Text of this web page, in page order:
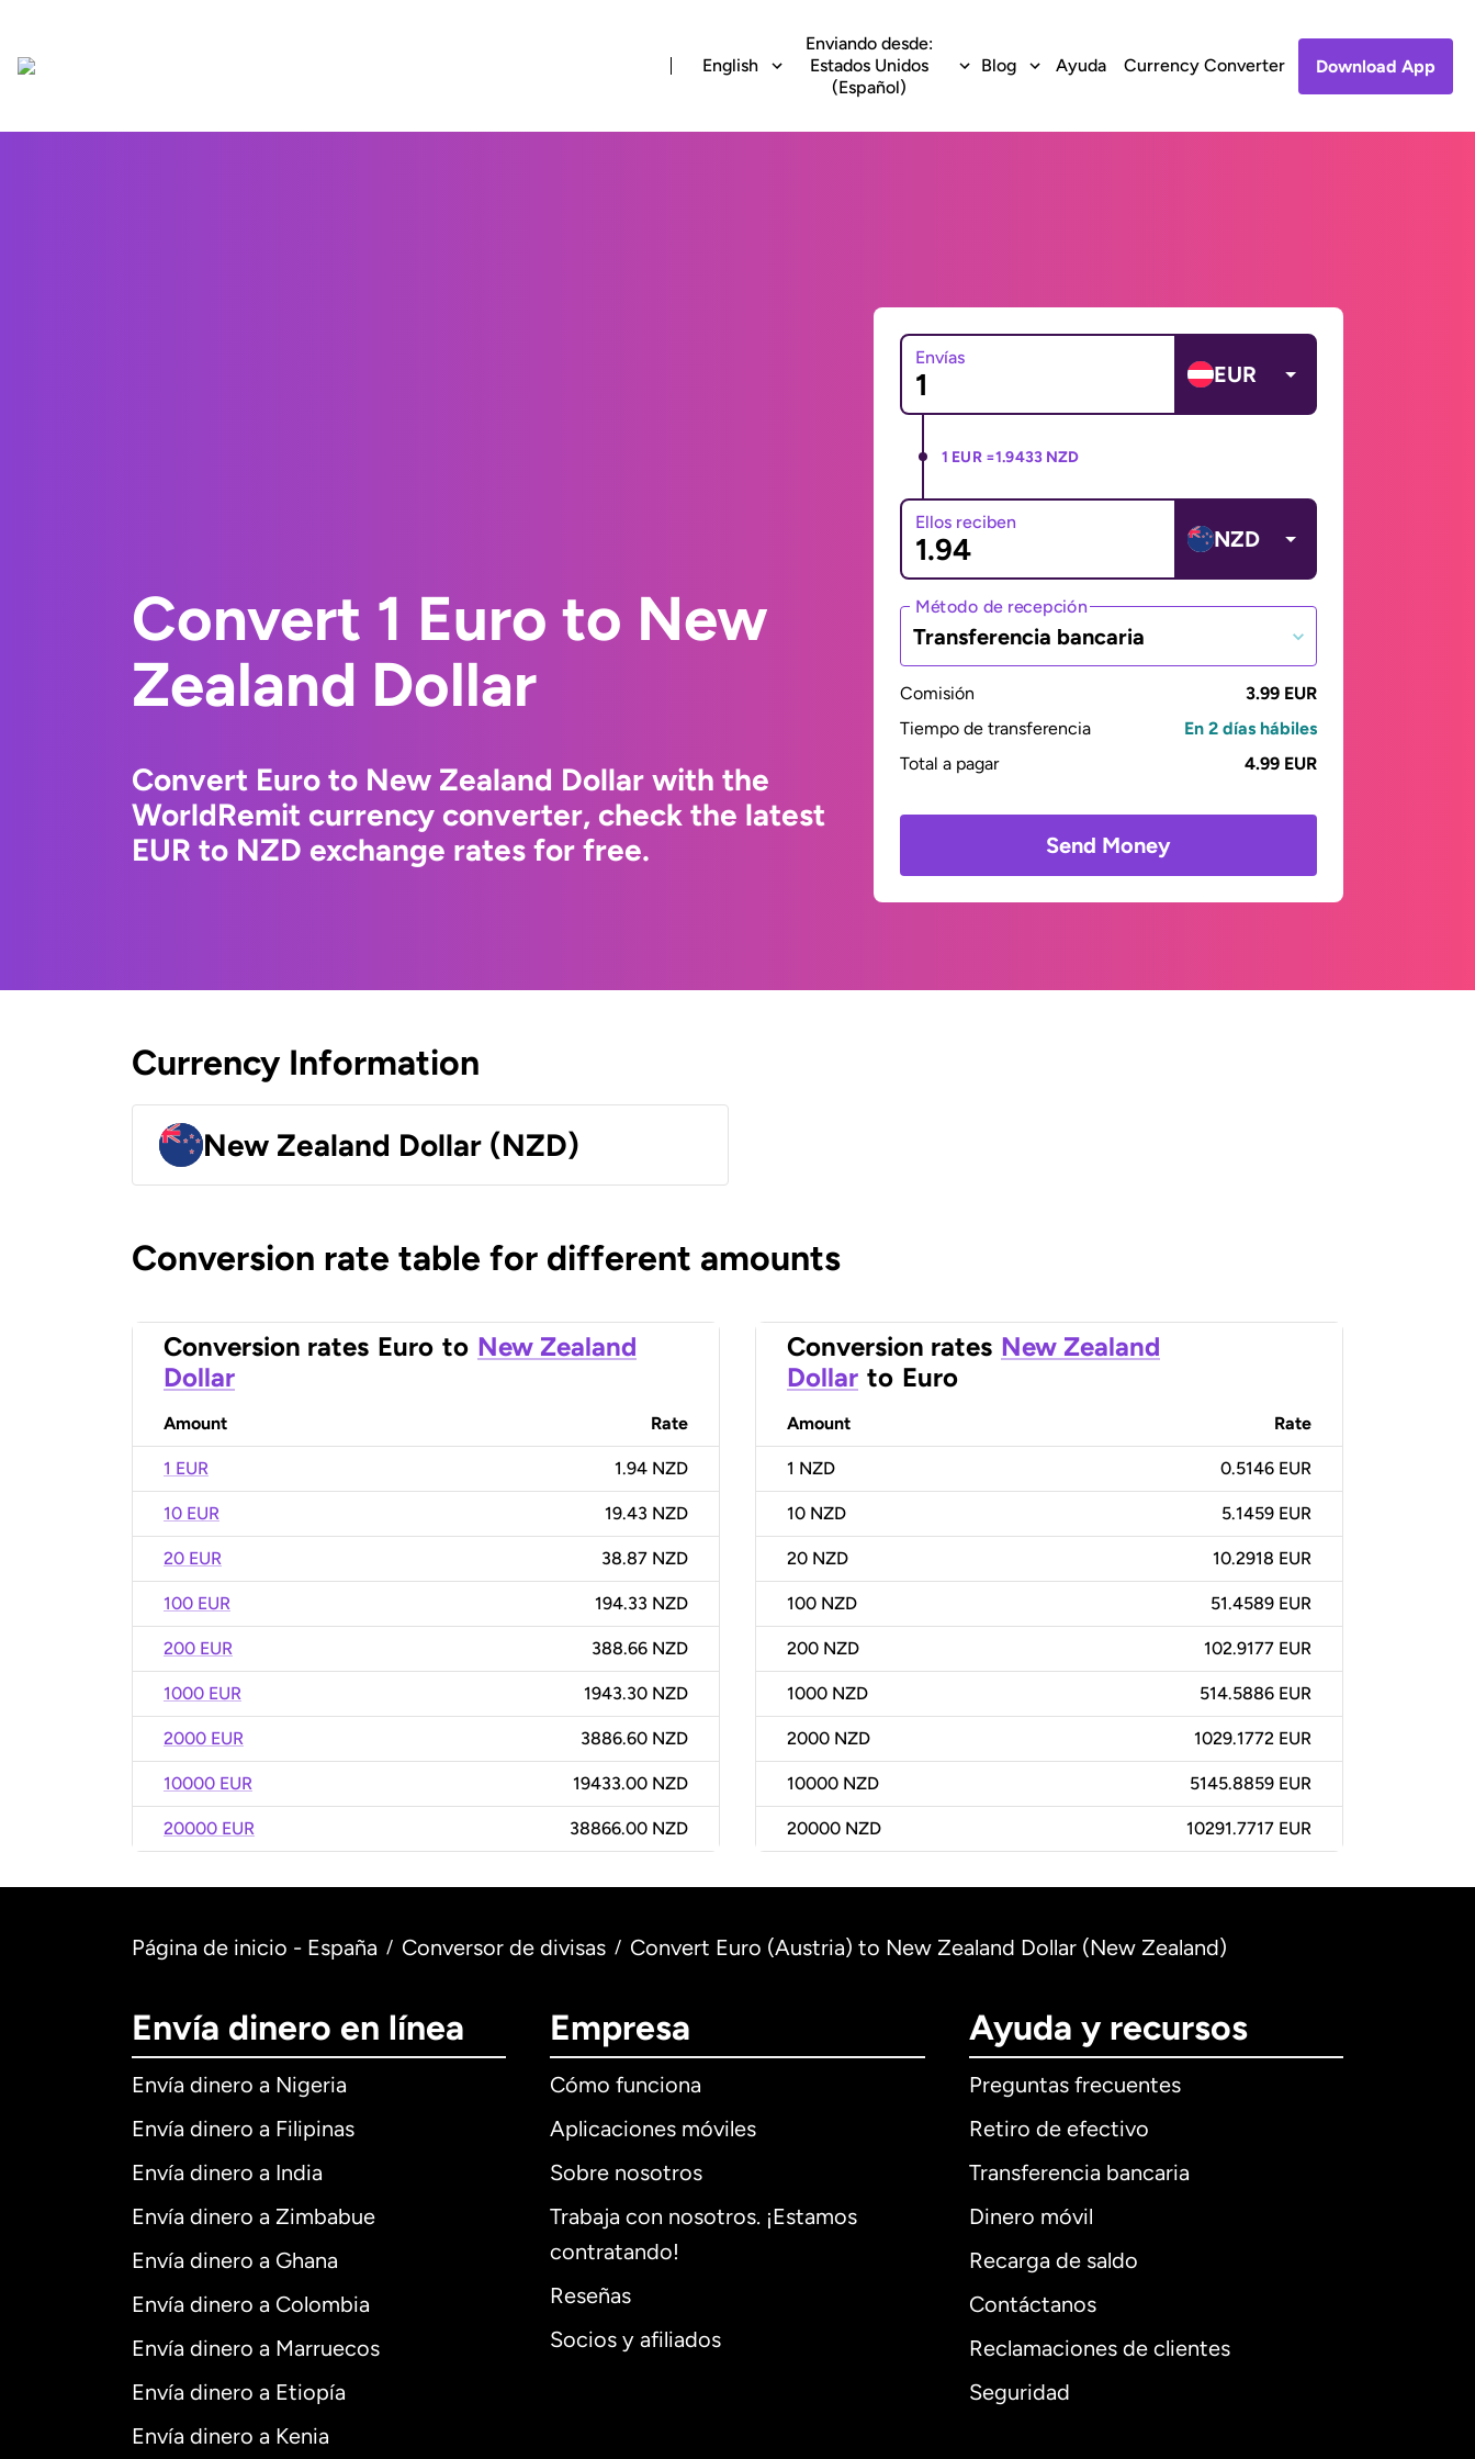
English
Enviando desde:
Estados Unidos
(Español)
Blog Ayuda Currency Converter Download App
Convert 1 Euro to New
Zealand Dollar
Convert Euro to New Zealand Dollar with the
WorldRemit currency converter, check the latest
EUR to NZD exchange rates for free.
Envías
EUR
1 EUR =1.9433 NZD
Ellos reciben
NZD
Método de recepción
Transferencia bancaria
Comisión
3.99 EUR
Tiempo de transferencia
En 2 días hábiles
Total a pagar
4.99 EUR
Send Money
Currency Information
New Zealand Dollar (NZD)
Conversion rate table for different amounts
Conversion rates Euro to New Zealand
Dollar
Amount Rate
1 EUR 1.94 NZD
10 EUR 19.43 NZD
20 EUR 38.87 NZD
100 EUR 194.33 NZD
200 EUR 388.66 NZD
1000 EUR 1943.30 NZD
2000 EUR 3886.60 NZD
10000 EUR 19433.00 NZD
20000 EUR 38866.00 NZD
Conversion rates New Zealand
Dollar to Euro
Amount Rate
1 NZD 0.5146 EUR
10 NZD 5.1459 EUR
20 NZD 10.2918 EUR
100 NZD 51.4589 EUR
200 NZD 102.9177 EUR
1000 NZD 514.5886 EUR
2000 NZD 1029.1772 EUR
10000 NZD 5145.8859 EUR
20000 NZD 10291.7717 EUR
Página de inicio - España / Conversor de divisas / Convert Euro (Austria) to New Zealand Dollar (New Zealand)
Envía dinero en línea
Envía dinero a Nigeria
Envía dinero a Filipinas
Envía dinero a India
Envía dinero a Zimbabue
Envía dinero a Ghana
Envía dinero a Colombia
Envía dinero a Marruecos
Envía dinero a Etiopía
Envía dinero a Kenia
Empresa
Cómo funciona
Aplicaciones móviles
Sobre nosotros
Trabaja con nosotros. ¡Estamos
contratando!
Reseñas
Socios y afiliados
Ayuda y recursos
Preguntas frecuentes
Retiro de efectivo
Transferencia bancaria
Dinero móvil
Recarga de saldo
Contáctanos
Reclamaciones de clientes
Seguridad